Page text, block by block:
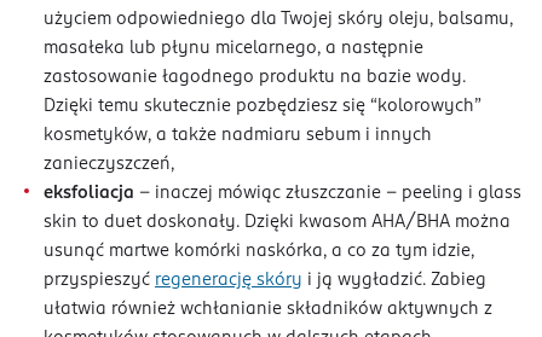
użyciem odpowiedniego dla Twojej skóry oleju, balsamu,
masałeka lub płynu micelarnego, a następnie
zastosowanie łagodnego produktu na bazie wody.
Dzięki temu skutecznie pozbędziesz się “kolorowych”
kosmetyków, a także nadmiaru sebum i innych
zanieczyszczeń,
eksfoliacja – inaczej mówiąc złuszczanie – peeling i glass
skin to duet doskonały. Dzięki kwasom AHA/BHA można
usunąć martwe komórki naskórka, a co za tym idzie,
przyspieszyć regenerację skóry i ją wygładzić. Zabieg
ułatwia również wchłanianie składników aktywnych z